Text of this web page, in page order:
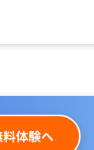
体験へ